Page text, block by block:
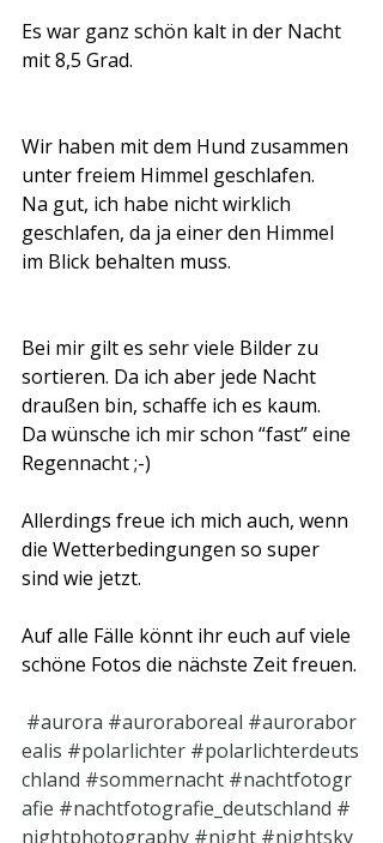
Es war ganz schön kalt in der Nacht
mit 8,5 Grad.
Wir haben mit dem Hund zusammen
unter freiem Himmel geschlafen.
Na gut, ich habe nicht wirklich
geschlafen, da ja einer den Himmel
im Blick behalten muss.
Bei mir gilt es sehr viele Bilder zu
sortieren. Da ich aber jede Nacht
draußen bin, schaffe ich es kaum.
Da wünsche ich mir schon “fast” eine
Regennacht ;-)
Allerdings freue ich mich auch, wenn
die Wetterbedingungen so super
sind wie jetzt.
Auf alle Fälle könnt ihr euch auf viele
schöne Fotos die nächste Zeit freuen.
#aurora #auroraboreal #aurorabor
ealis #polarlichter #polarlichterdeuts
chland #sommernacht #nachtfotogr
afie #nachtfotografie_deutschland #
nightphotography #night #nightsky